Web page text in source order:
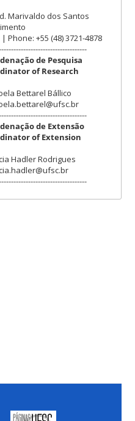
Marivaldo dos Santos
Phone: +55 (48) 3721-4878
de Pesquisa
of Research
Bettarel Bállico
de Extensão
of Extension
Hadler Rodrigues